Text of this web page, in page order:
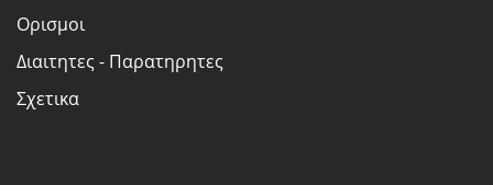
Ορισμοι
Διαιτητες - Παρατηρητες
Σχετικα